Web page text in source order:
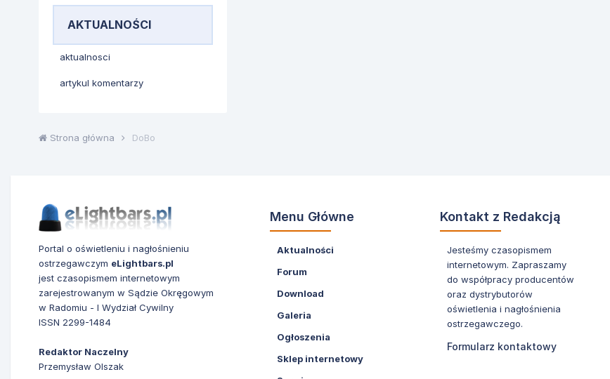
AKTUALNOŚCI
aktualnosci
artykul komentarzy
Strona główna DoBo
Portal o oświetleniu i nagłośnieniu
ostrzegawczym eLightbars.pl
jest czasopismem internetowym
zarejestrowanym w Sądzie Okręgowym
w Radomiu - I Wydział Cywilny
ISSN 2299-1484
Redaktor Naczelny
Przemysław Olszak
Menu Główne
Aktualności
Forum
Download
Galeria
Ogłoszenia
Sklep internetowy
Kontakt z Redakcją
Jesteśmy czasopismem
internetowym. Zapraszamy
do współpracy producentów
oraz dystrybutorów
oświetlenia i nagłośnienia
ostrzegawczego.
Formularz kontaktowy